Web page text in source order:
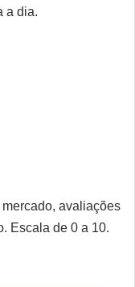
a dia.
avaliações
Escala de 0 a 10.